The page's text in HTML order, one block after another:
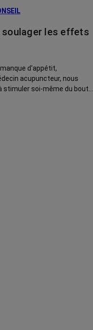
soulager les effets
d'appétit,
acupuncteur, nous
stimuler soi-même du bout